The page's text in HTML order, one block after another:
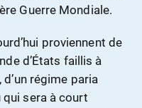
Guerre Mondiale.
proviennent de
d’États faillis à
régime paria
sera à court